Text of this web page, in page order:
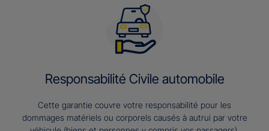
Responsabilité Civile automobile
Cette garantie couvre votre responsabilité pour les
dommages matériels ou corporels causés à autrui par votre